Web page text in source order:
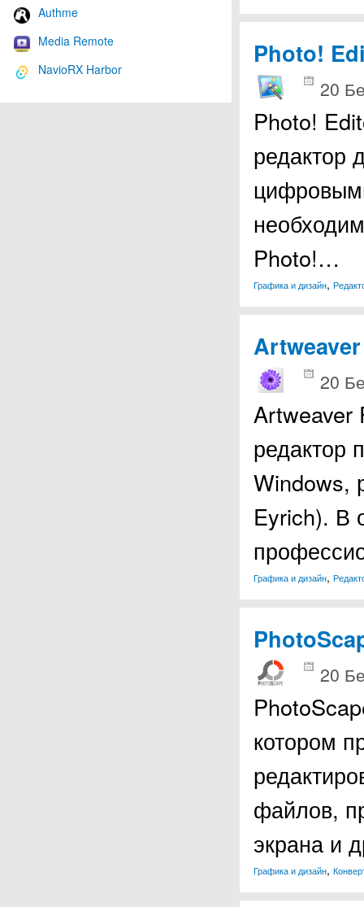
Authme
Media Remote
NavioRX Harbor
Photo!
20
Photo!
редактор
Photo!…
Графика и дизайн,
20
Artweaver
редактор
Windows,
Eyrich). В
Графика и дизайн,
20
котором
файлов,
экрана и
Графика и дизайн,